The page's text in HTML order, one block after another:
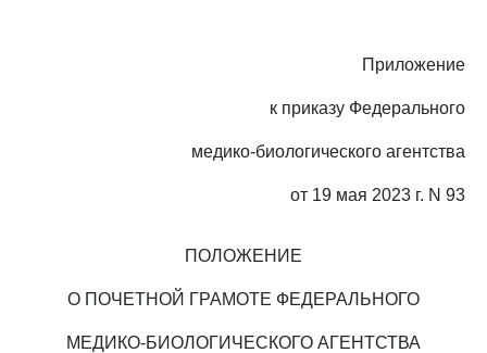
Приложение
к приказу Федерального
медико-биологического агентства
от 19 мая 2023 г. N 93
ПОЛОЖЕНИЕ
О ПОЧЕТНОЙ ГРАМОТЕ ФЕДЕРАЛЬНОГО
МЕДИКО-БИОЛОГИЧЕСКОГО АГЕНТСТВА